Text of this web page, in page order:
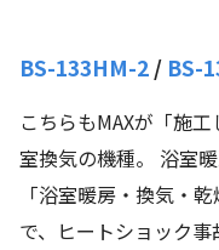
BS-133HM-2 / BS-
こちらもMAXが「施
室換気の機種。 浴室
「浴室暖房・換気・
で、ヒートショック事